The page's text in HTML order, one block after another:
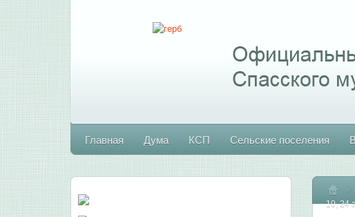
Главная Дума КСП Сельские поселения
10, 24